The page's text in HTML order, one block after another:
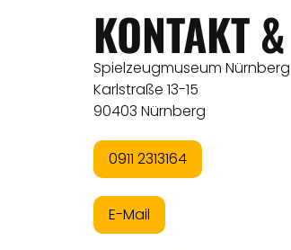
KONTAKT
Spielzeugmuseum Nürnberg
Karlstraße 13-15
90403 Nürnberg
0911 2313164
E-Mail